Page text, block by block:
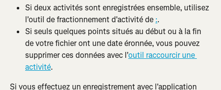
Si deux activités sont enregistrées ensemble, utilisez
l'outil de fractionnement d'activité de :.
Si seuls quelques points situés au début ou à la fin
de votre fichier ont une date éronnée, vous pouvez
supprimer ces données avec l'outil raccourcir une
activité.
Si vous effectuez un enregistrement avec l'application